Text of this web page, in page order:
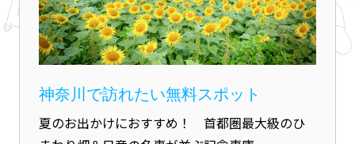
神奈川で訪れたい無料スポット
夏のお出かけにおすすめ！ 首都圏最大級のひ